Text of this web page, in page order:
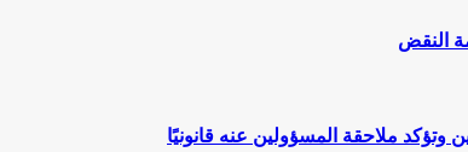
وتؤكد ملاحقة المسؤولين عنه قانونيًا